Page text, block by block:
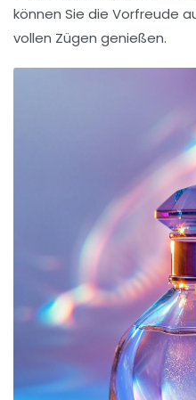
können Sie die Vorfreude
vollen Zügen genießen.